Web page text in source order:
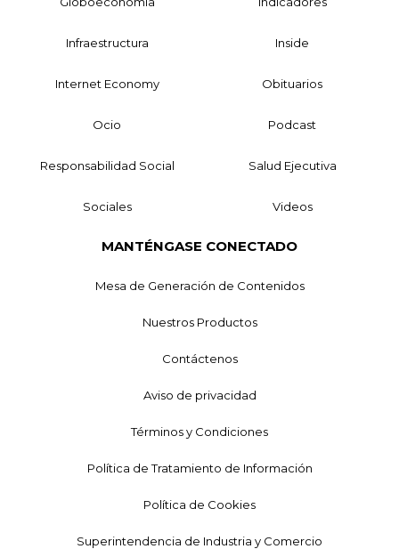
Infraestructura Inside
Internet Economy Obituarios
Ocio Podcast
Responsabilidad Social Salud Ejecutiva
Sociales Videos
MANTÉNGASE CONECTADO
Mesa de Generación de Contenidos
Nuestros Productos
Contáctenos
Aviso de privacidad
Términos y Condiciones
Política de Tratamiento de Información
Política de Cookies
Superintendencia de Industria y Comercio